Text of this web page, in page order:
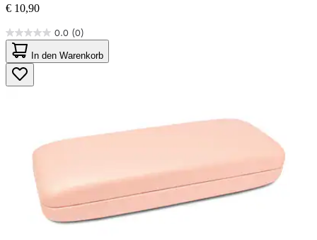
€ 10,90
0.0 (0)
0.0
von
5
Sternen.
In den Warenkorb